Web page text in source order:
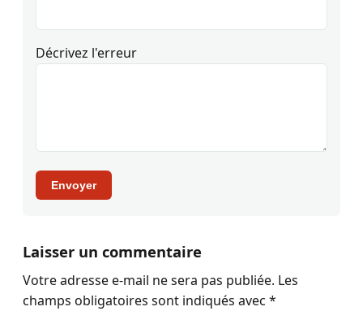
Décrivez l'erreur
Envoyer
Laisser un commentaire
Votre adresse e-mail ne sera pas publiée. Les
champs obligatoires sont indiqués avec *